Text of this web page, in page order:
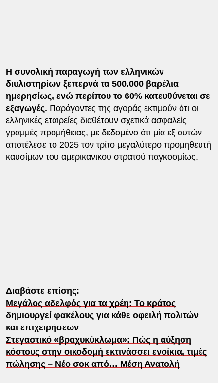
Η συνολική παραγωγή των ελληνικών
διυλιστηρίων ξεπερνά τα 500.000 βαρέλια
ημερησίως, ενώ περίπου το 60% κατευθύνεται σε
εξαγωγές. Παράγοντες της αγοράς εκτιμούν ότι οι
ελληνικές εταιρείες διαθέτουν σχετικά ασφαλείς
γραμμές προμήθειας, με δεδομένο ότι μία εξ αυτών
αποτέλεσε το 2025 τον τρίτο μεγαλύτερο προμηθευτή
καυσίμων του αμερικανικού στρατού παγκοσμίως.
Διαβάστε επίσης:
Μεγάλος αδελφός για τα χρέη: Το κράτος
δημιουργεί φακέλους για κάθε οφειλή πολιτών
και επιχειρήσεων
Στεγαστικό «βραχυκύκλωμα»: Πώς η αύξηση
κόστους στην οικοδομή εκτινάσσει ενοίκια, τιμές
πώλησης – Νέο σοκ από… Μέση Ανατολή